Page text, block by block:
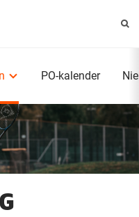
PO-kalender